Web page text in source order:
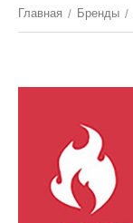
Главная / Бренды /